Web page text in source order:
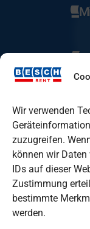
Wir verwenden
zuzugreifen.
können wir
IDs auf dieser
Zustimmung
bestimmte
werden.